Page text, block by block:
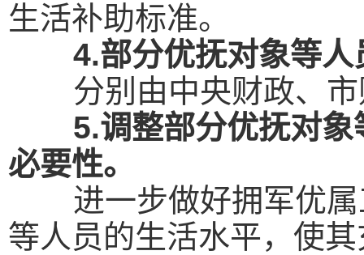
生活补助标准。
4.部分优抚对象等
分别由中央财政、
5.调整部分优抚对
必要性。
进一步做好拥军优
等人员的生活水平，使